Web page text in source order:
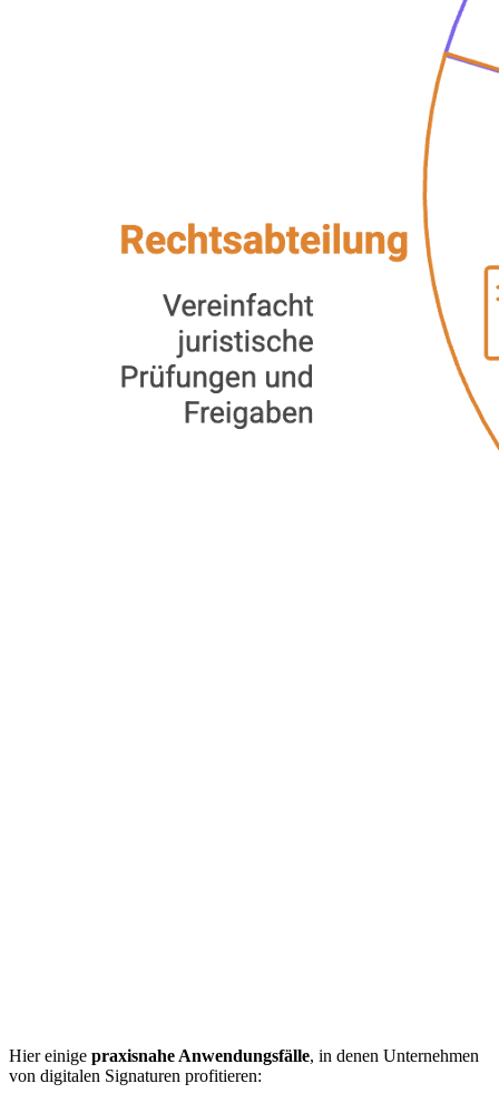
Hier einige praxisnahe Anwendungsfälle, in denen Unternehmen
von digitalen Signaturen profitieren: